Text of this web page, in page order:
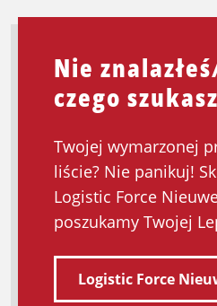
Nie
czego
Twojej wymarzonej
liście? Nie panikuj!
Logistic Force
poszukamy Twojej
Logistic Force